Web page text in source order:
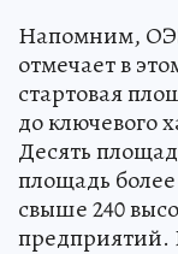
Напомним,
отмечает в
стартовая
до ключевого
Десять
площадь
свыше 240
предприятий.